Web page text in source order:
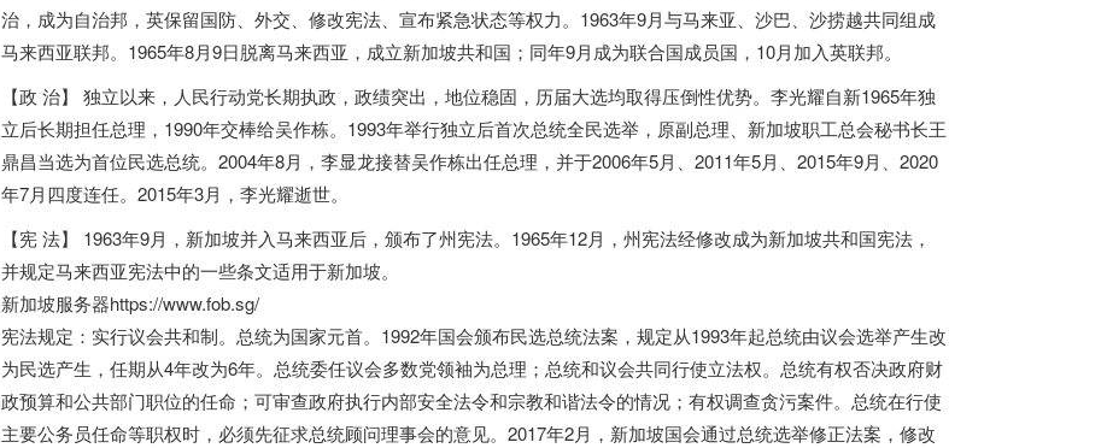
治，成为自治邦，英保留国防、外交、修改宪法、宣布紧急状态等权力。1963年9月与马来亚、沙巴、沙捞越共同组成
马来西亚联邦。1965年8月9日脱离马来西亚，成立新加坡共和国；同年9月成为联合国成员国，10月加入英联邦。
【政 治】 独立以来，人民行动党长期执政，政绩突出，地位稳固，历届大选均取得压倒性优势。李光耀自新1965年独
立后长期担任总理，1990年交棒给吴作栋。1993年举行独立后首次总统全民选举，原副总理、新加坡职工总会秘书长王
鼎昌当选为首位民选总统。2004年8月，李显龙接替吴作栋出任总理，并于2006年5月、2011年5月、2015年9月、2020
年7月四度连任。2015年3月，李光耀逝世。
【宪 法】 1963年9月，新加坡并入马来西亚后，颁布了州宪法。1965年12月，州宪法经修改成为新加坡共和国宪法，
并规定马来西亚宪法中的一些条文适用于新加坡。
新加坡服务器https://www.fob.sg/
宪法规定：实行议会共和制。总统为国家元首。1992年国会颁布民选总统法案，规定从1993年起总统由议会选举产生改
为民选产生，任期从4年改为6年。总统委任议会多数党领袖为总理；总统和议会共同行使立法权。总统有权否决政府财
政预算和公共部门职位的任命；可审查政府执行内部安全法令和宗教和谐法令的情况；有权调查贪污案件。总统在行使
主要公务员任命等职权时，必须先征求总统顾问理事会的意见。2017年2月，新加坡国会通过总统选举修正法案，修改